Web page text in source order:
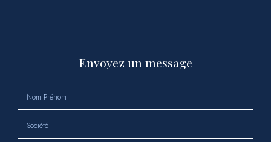
Envoyez un message
Nom Prénom
Société